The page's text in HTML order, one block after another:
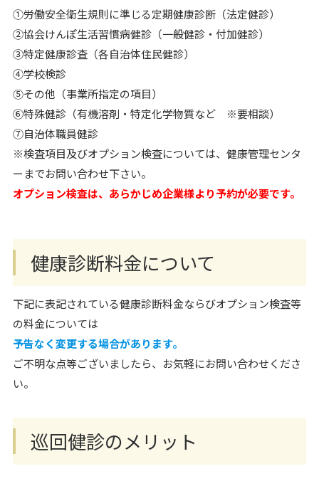
①労働安全衛生規則に準じる定期健康診断（法定健診）
②協会けんぽ生活習慣病健診（一般健診・付加健診）
③特定健康診査（各自治体住民健診）
④学校検診
⑤その他（事業所指定の項目）
⑥特殊健診（有機溶剤・特定化学物質など ※要相談）
⑦自治体職員健診
※検査項目及びオプション検査については、健康管理センタ
ーまでお問い合わせ下さい。
オプション検査は、あらかじめ企業様より予約が必要です。
健康診断料金について
下記に表記されている健康診断料金ならびオプション検査等
の料金については
予告なく変更する場合があります。
ご不明な点等ございましたら、お気軽にお問い合わせくださ
い。
巡回健診のメリット